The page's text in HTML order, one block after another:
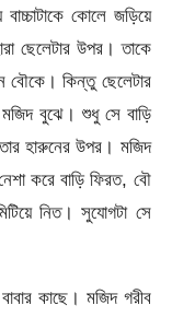
কোলে জড়িয়ে
ছেলেটার উপর। তাকে
বৌকে। কিন্তু ছেলেটার
বুঝে। শুধু সে বাড়ি
হারুনের উপর। মজিদ
করে বাড়ি ফিরত, বৌ
নিত। সুযোগটা সে
কাছে। মজিদ গরীব